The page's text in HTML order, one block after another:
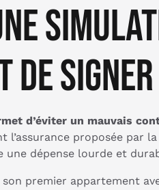
de signer
d’éviter un mauvais
proposée par
une dépense lourde et
son premier appartement